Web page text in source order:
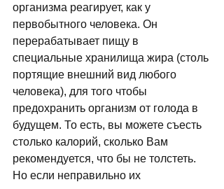
организма реагирует, как у
первобытного человека. Он
перерабатывает пищу в
специальные хранилища жира (столь
портящие внешний вид любого
человека), для того чтобы
предохранить организм от голода в
будущем. То есть, вы можете съесть
столько калорий, сколько Вам
рекомендуется, что бы не толстеть.
Но если неправильно их